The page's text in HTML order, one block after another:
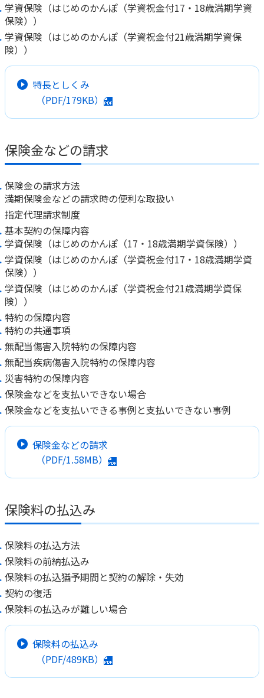
学資保険（はじめのかんぽ（学資祝金付17・18歳満期学資
保険））
学資保険（はじめのかんぽ（学資祝金付21歳満期学資保
険））
特長としくみ
（PDF/179KB）
保険金などの請求
保険金の請求方法
満期保険金などの請求時の便利な取扱い
指定代理請求制度
基本契約の保障内容
学資保険（はじめのかんぽ（17・18歳満期学資保険））
学資保険（はじめのかんぽ（学資祝金付17・18歳満期学資
保険））
学資保険（はじめのかんぽ（学資祝金付21歳満期学資保
険））
特約の保障内容
特約の共通事項
無配当傷害入院特約の保障内容
無配当疾病傷害入院特約の保障内容
災害特約の保障内容
保険金などを支払いできない場合
保険金などを支払いできる事例と支払いできない事例
保険金などの請求
（PDF/1.58MB）
保険料の払込み
保険料の払込方法
保険料の前納払込み
保険料の払込猶予期間と契約の解除・失効
契約の復活
保険料の払込みが難しい場合
保険料の払込み
（PDF/489KB）